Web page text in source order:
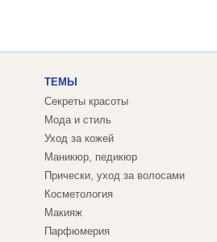
ТЕМЫ
Секреты красоты
Мода и стиль
Уход за кожей
Маникюр, педикюр
Прически, уход за волосами
Косметология
Макияж
Парфюмерия